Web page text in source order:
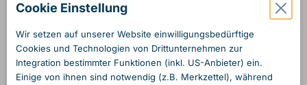
Cookie Einstellung
Wir setzen auf unserer Website einwilligungs­bedürftige
Cookies und Technologien von Dritt­unternehmen zur
Integration bestimmter Funktionen (inkl. US-Anbieter) ein.
Einige von ihnen sind notwendig (z.B. Merkzettel), während